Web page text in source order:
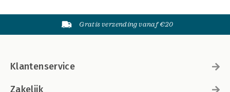
Gratis verzending vanaf €20
Klantenservice
Zakelijk